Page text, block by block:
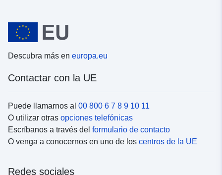
Descubra más en europa.eu
Contactar con la UE
Puede llamarnos al 00 800 6 7 8 9 10 11
O utilizar otras opciones telefónicas
Escríbanos a través del formulario de contacto
O venga a conocernos en uno de los centros de la UE
Redes sociales